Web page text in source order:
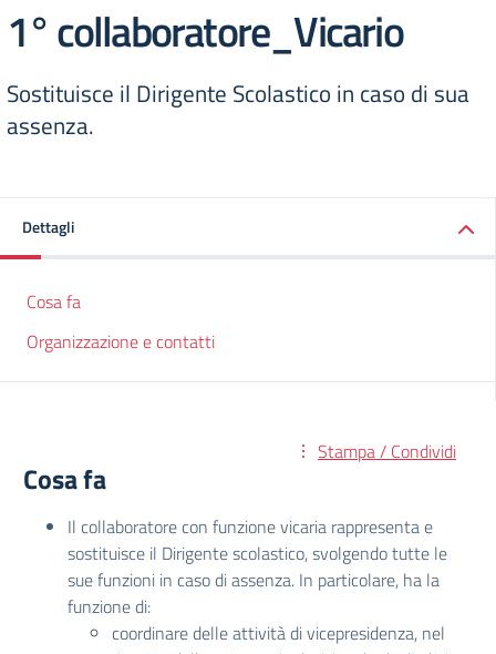
1° collaboratore_Vicario
Sostituisce il Dirigente Scolastico in caso di sua
assenza.
Dettagli
Cosa fa
Organizzazione e contatti
Stampa / Condividi
Cosa fa
Il collaboratore con funzione vicaria rappresenta e
sostituisce il Dirigente scolastico, svolgendo tutte le
sue funzioni in caso di assenza. In particolare, ha la
funzione di:
coordinare delle attività di vicepresidenza, nel